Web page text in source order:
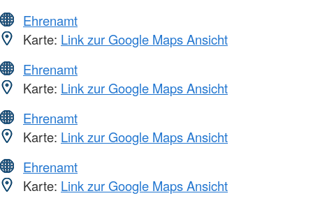
Ehrenamt
Karte: Link zur Google Maps Ansicht
Ehrenamt
Karte: Link zur Google Maps Ansicht
Ehrenamt
Karte: Link zur Google Maps Ansicht
Ehrenamt
Karte: Link zur Google Maps Ansicht